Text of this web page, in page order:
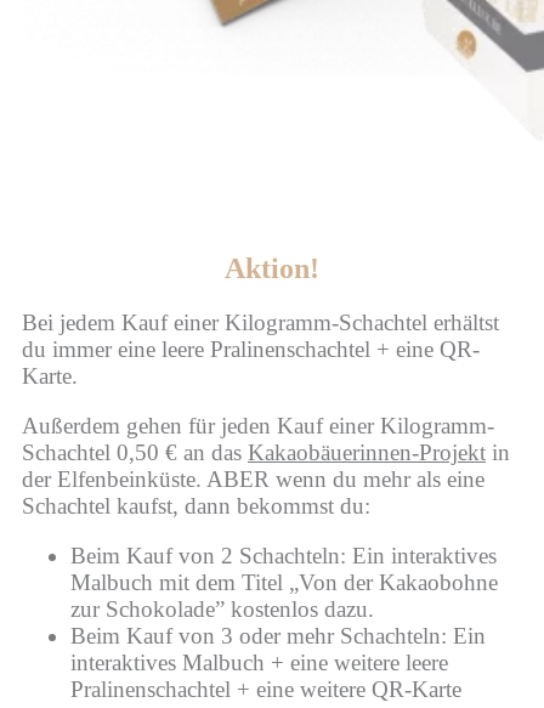
Aktion!
Bei jedem Kauf einer Kilogramm-Schachtel erhältst
du immer eine leere Pralinenschachtel + eine QR-
Karte.
Außerdem gehen für jeden Kauf einer Kilogramm-
Schachtel 0,50 € an das Kakaobäuerinnen-Projekt in
der Elfenbeinküste. ABER wenn du mehr als eine
Schachtel kaufst, dann bekommst du:
Beim Kauf von 2 Schachteln: Ein interaktives
Malbuch mit dem Titel „Von der Kakaobohne
zur Schokolade” kostenlos dazu.
Beim Kauf von 3 oder mehr Schachteln: Ein
interaktives Malbuch + eine weitere leere
Pralinenschachtel + eine weitere QR-Karte